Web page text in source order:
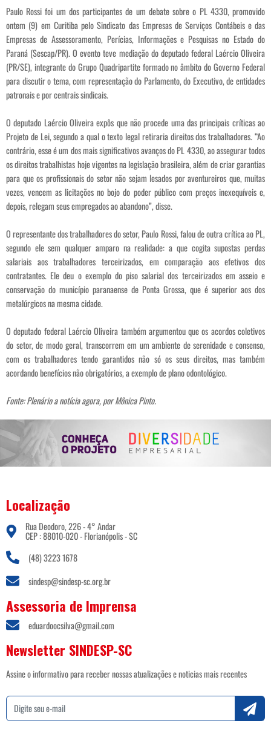
Paulo Rossi foi um dos participantes de um debate sobre o PL 4330, promovido
ontem (9) em Curitiba pelo Sindicato das Empresas de Serviços Contábeis e das
Empresas de Assessoramento, Perícias, Informações e Pesquisas no Estado do
Paraná (Sescap/PR). O evento teve mediação do deputado federal Laércio Oliveira
(PR/SE), integrante do Grupo Quadripartite formado no âmbito do Governo Federal
para discutir o tema, com representação do Parlamento, do Executivo, de entidades
patronais e por centrais sindicais.
O deputado Laércio Oliveira expôs que não procede uma das principais críticas ao
Projeto de Lei, segundo a qual o texto legal retiraria direitos dos trabalhadores. “Ao
contrário, esse é um dos mais significativos avanços do PL 4330, ao assegurar todos
os direitos trabalhistas hoje vigentes na legislação brasileira, além de criar garantias
para que os profissionais do setor não sejam lesados por aventureiros que, muitas
vezes, vencem as licitações no bojo do poder público com preços inexequíveis e,
depois, relegam seus empregados ao abandono”, disse.
O representante dos trabalhadores do setor, Paulo Rossi, falou de outra crítica ao PL,
segundo ele sem qualquer amparo na realidade: a que cogita supostas perdas
salariais aos trabalhadores terceirizados, em comparação aos efetivos dos
contratantes. Ele deu o exemplo do piso salarial dos terceirizados em asseio e
conservação do município paranaense de Ponta Grossa, que é superior aos dos
metalúrgicos na mesma cidade.
O deputado federal Laércio Oliveira também argumentou que os acordos coletivos
do setor, de modo geral, transcorrem em um ambiente de serenidade e consenso,
com os trabalhadores tendo garantidos não só os seus direitos, mas também
acordando benefícios não obrigatórios, a exemplo de plano odontológico.
Fonte: Plenário a notícia agora, por Mônica Pinto.
Localização
Rua Deodoro, 226 - 4° Andar
CEP : 88010-020 - Florianópolis - SC
(48) 3223 1678
sindesp@sindesp-sc.org.br
Assessoria de Imprensa
eduardoocsilva@gmail.com
Newsletter SINDESP-SC
Assine o informativo para receber nossas atualizações e noticias mais recentes